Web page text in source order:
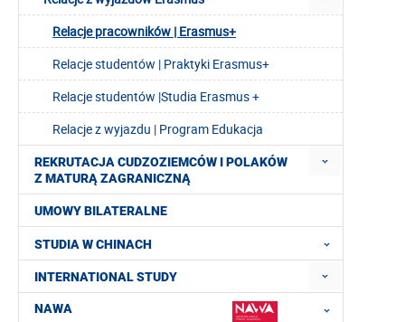
Relacje pracowników | Erasmus+
Relacje studentów | Praktyki Erasmus+
Relacje studentów |Studia Erasmus +
Relacje z wyjazdu | Program Edukacja
REKRUTACJA CUDZOZIEMCÓW I POLAKÓW
Z MATURĄ ZAGRANICZNĄ
UMOWY BILATERALNE
STUDIA W CHINACH
INTERNATIONAL STUDY
NAWA